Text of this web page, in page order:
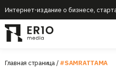
Интернет-издание о бизнесе,
Главная страница/#SAMRATTAMA